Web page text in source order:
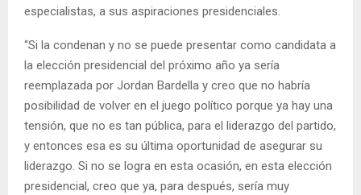
especialistas, a sus aspiraciones presidenciales.
“Si la condenan y no se puede presentar como candidata a
la elección presidencial del próximo año ya sería
reemplazada por Jordan Bardella y creo que no habría
posibilidad de volver en el juego político porque ya hay una
tensión, que no es tan pública, para el liderazgo del partido,
y entonces esa es su última oportunidad de asegurar su
liderazgo. Si no se logra en esta ocasión, en esta elección
presidencial, creo que ya, para después, sería muy